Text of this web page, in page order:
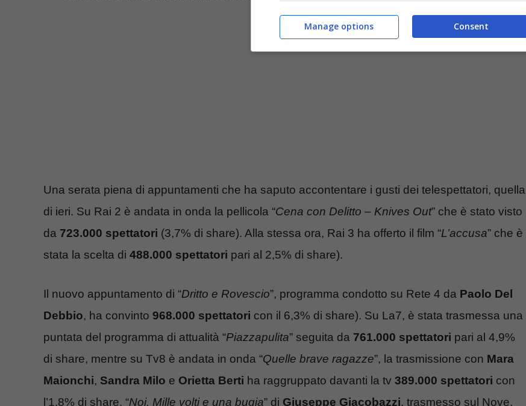
Una serata piena di appuntamenti che ha saputo accontentare i gusti dei telespettatori, quella
di ieri. Su Rai 2 è andata in onda la pellicola “Cena con Delitto – Knives Out” che è stato visto
da 723.000 spettatori (3,7% di share). Alla stessa ora, Rai 3 ha offerto il film “L’accusa” che è
stata la scelta di 488.000 spettatori pari al 2,5% di share).
Il nuovo appuntamento di “Dritto e Rovescio”, programma condotto su Rete 4 da Paolo Del
Debbio, ha convinto 968.000 spettatori con il 6,3% di share). Su La7, è stata trasmessa una
puntata del programma di attualità “Piazzapulita” seguita da 761.000 spettatori pari al 4,9%
di share, mentre su Tv8 è andata in onda “Quelle brave ragazze”, la trasmissione con Mara
Maionchi, Sandra Milo e Orietta Berti ha raggruppato davanti la tv 389.000 spettatori con
l’1,8% di share. “Noi. Mille volti e una bugia” di Giuseppe Giacobazzi, trasmesso sul Nove,
Consent
Manage options